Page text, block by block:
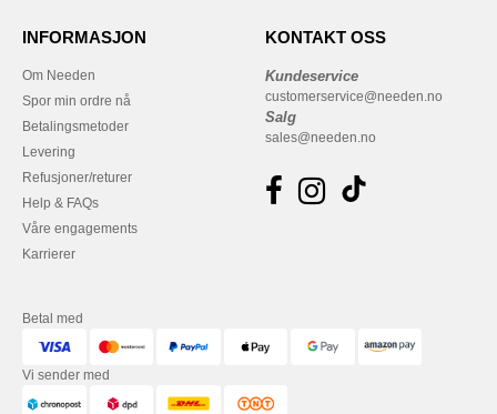
INFORMASJON
Om Needen
Spor min ordre nå
Betalingsmetoder
Levering
Refusjoner/returer
Help & FAQs
Våre engagements
Karrierer
KONTAKT OSS
Kundeservice
customerservice@needen.no
Salg
sales@needen.no
Betal med
Vi sender med